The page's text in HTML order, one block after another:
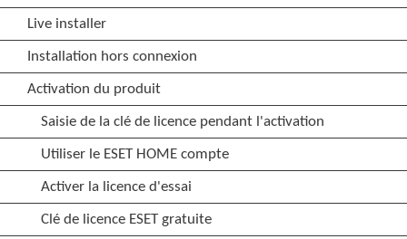
Live installer
Installation hors connexion
Activation du produit
Saisie de la clé de licence pendant l'activation
Utiliser le ESET HOME compte
Activer la licence d'essai
Clé de licence ESET gratuite